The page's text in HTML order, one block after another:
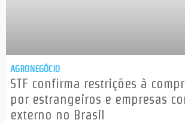
AGRONEGÓCIO
STF confirma restrições à
por estrangeiros e empresas
externo no Brasil